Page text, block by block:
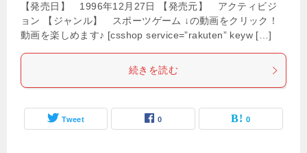
【発売日】 1996年12月27日 【発売元】 アクティビジ
ョン 【ジャンル】 スポーツゲーム ↓の動画をクリック！
動画を楽しめます♪ [csshop service=”rakuten” keyw […]
続きを読む
Tweet 0 0